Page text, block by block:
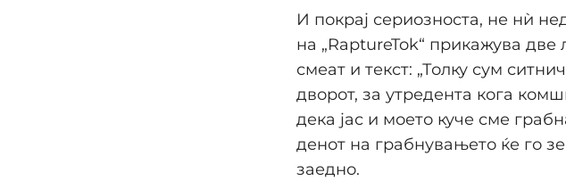
И покрај сериозноста, не нѝ
на „RaptureTok“ прикажува
смеат и текст: „Толку сум
дворот, за утредента кога
дека јас и моето куче сме
денот на грабнувањето ќе го
заедно.